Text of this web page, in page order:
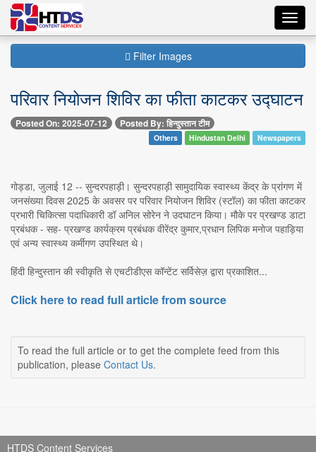
Filter Images
परिवार नियोजन शिविर का फीता काटकर उद्घाटन
Posted On: 2025-07-12 Posted By: हिन्दुस्तान टीम
Others Hindustan Delhi Newspapers
गोड्डा, जुलाई 12 -- सुन्दरपहाड़ी। सुन्दरपहाड़ी सामुदायिक स्वास्थ्य केंद्र के प्रांगण में
जनसंख्या दिवस 2025 के अवसर पर परिवार नियोजन शिविर (स्टॉल) का फीता काटकर
प्रभारी चिकित्सा पदाधिकारी डॉ अनिल सोरेन ने उदघाटन किया। मौके पर प्रखण्ड डाटा
प्रबंधक - सह- प्रखण्ड कार्यक्रम प्रबंधक वीरेंद्र कुमार,प्रधान लिपिक मनोज पहाड़िया
एवं अन्य स्वास्थ्य कर्मीगण उपस्थित थे।
हिंदी हिन्दुस्तान की स्वीकृति से एचटीडीएस कॉन्टेंट सर्विसेज़ द्वारा प्रकाशित...
Click here to read full article from source
To read the full article or to get the complete feed from this
publication, please Contact Us.
HTDS Content Services